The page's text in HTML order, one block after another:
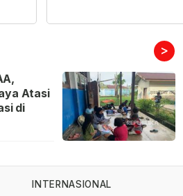
>
Atasi
di
INTERNASIONAL